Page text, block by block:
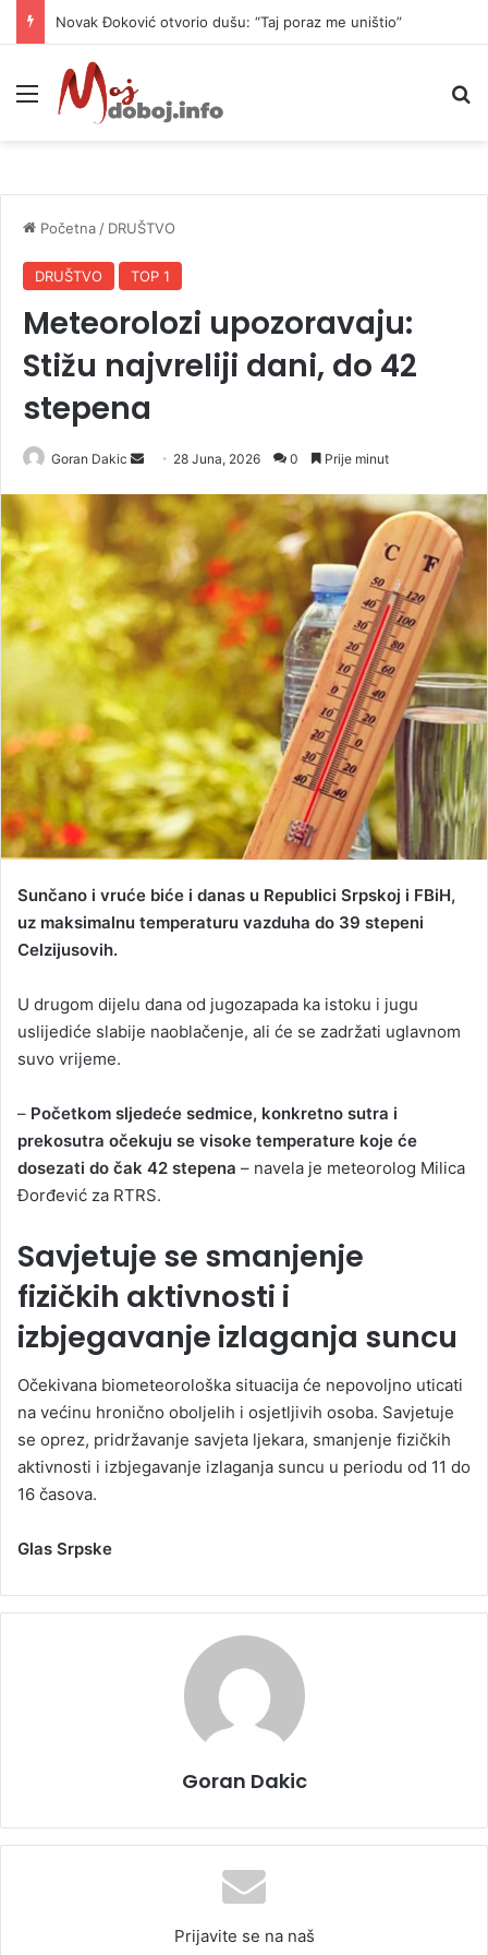
Novak Đoković otvorio dušu: “Taj poraz me uništio”
Meni
Početna / DRUŠTVO
DRUŠTVO TOP 1
Meteorolozi upozoravaju:
Stižu najvreliji dani, do 42
stepena
Goran Dakic
n
n
e
a
28 Juna, 2026 0 Prije minut
Sunčano i vruće biće i danas u Republici Srpskoj i FBiH,
uz maksimalnu temperaturu vazduha do 39 stepeni
Celzijusovih.
U drugom dijelu dana od jugozapada ka istoku i jugu
uslijediće slabije naoblačenje, ali će se zadržati uglavnom
suvo vrijeme.
– Početkom sljedeće sedmice, konkretno sutra i
prekosutra očekuju se visoke temperature koje će
dosezati do čak 42 stepena – navela je meteorolog Milica
Đorđević za RTRS.
Savjetuje se smanjenje
fizičkih aktivnosti i
izbjegavanje izlaganja suncu
Očekivana biometeorološka situacija će nepovoljno uticati
na većinu hronično oboljelih i osjetljivih osoba. Savjetuje
se oprez, pridržavanje savjeta ljekara, smanjenje fizičkih
aktivnosti i izbjegavanje izlaganja suncu u periodu od 11 do
16 časova.
Glas Srpske
Goran Dakic
Prijavite se na naš